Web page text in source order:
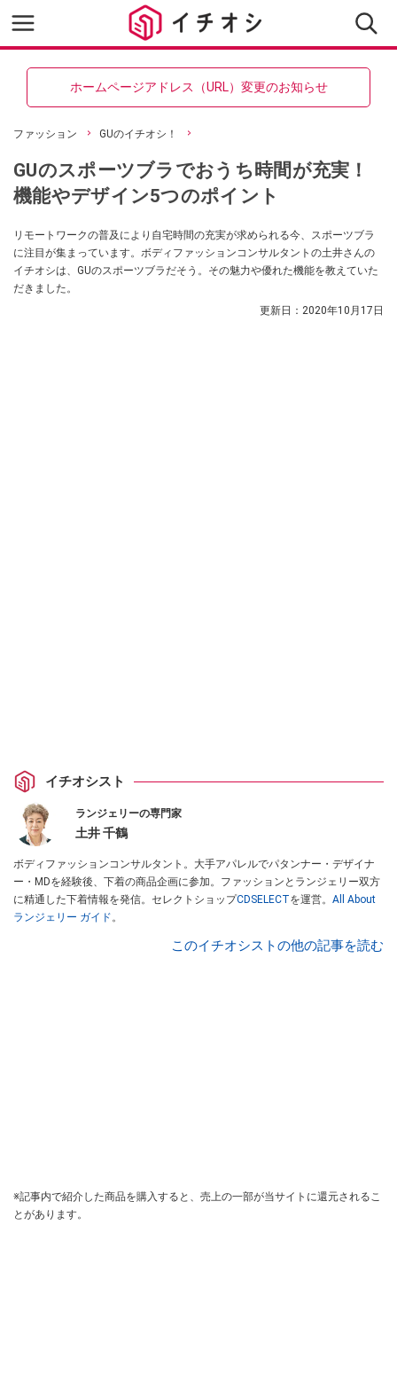
ホームページアドレス（URL）変更のお知らせ
ファッション GUのイチオシ！
GUのスポーツブラでおうち時間が充実！
機能やデザイン5つのポイント
リモートワークの普及により自宅時間の充実が求められる今、スポーツブラ
に注目が集まっています。ボディファッションコンサルタントの土井さんの
イチオシは、GUのスポーツブラだそう。その魅力や優れた機能を教えていた
だきました。
更新日： 2020年10月17日
イチオシスト
ランジェリーの専門家
土井 千鶴
ボディファッションコンサルタント。大手アパレルでパタンナー・デザイナ
ー・MDを経験後、下着の商品企画に参加。ファッションとランジェリー双方
に精通した下着情報を発信。セレクトショップCDSELECTを運営。 All About
ランジェリー ガイド。
このイチオシストの他の記事を読む
※記事内で紹介した商品を購入すると、売上の一部が当サイトに還元されるこ
とがあります。